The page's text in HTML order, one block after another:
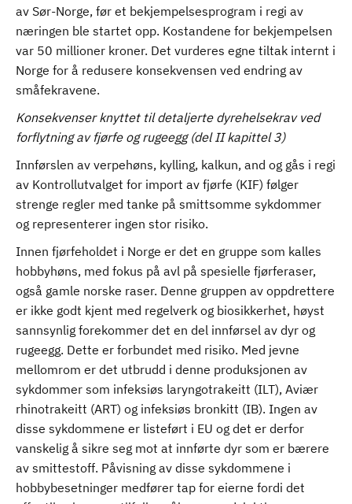
av Sør-Norge, før et bekjempelsesprogram i regi av
næringen ble startet opp. Kostandene for bekjempelsen
var 50 millioner kroner. Det vurderes egne tiltak internt i
Norge for å redusere konsekvensen ved endring av
småfekravene.
Konsekvenser knyttet til detaljerte dyrehelsekrav ved
forflytning av fjørfe og rugeegg (del II kapittel 3)
Innførslen av verpehøns, kylling, kalkun, and og gås i regi
av Kontrollutvalget for import av fjørfe (KIF) følger
strenge regler med tanke på smittsomme sykdommer
og representerer ingen stor risiko.
Innen fjørfeholdet i Norge er det en gruppe som kalles
hobbyhøns, med fokus på avl på spesielle fjørferaser,
også gamle norske raser. Denne gruppen av oppdrettere
er ikke godt kjent med regelverk og biosikkerhet, høyst
sannsynlig forekommer det en del innførsel av dyr og
rugeegg. Dette er forbundet med risiko. Med jevne
mellomrom er det utbrudd i denne produksjonen av
sykdommer som infeksiøs laryngotrakeitt (ILT), Aviær
rhinotrakeitt (ART) og infeksiøs bronkitt (IB). Ingen av
disse sykdommene er listeført i EU og det er derfor
vanskelig å sikre seg mot at innførte dyr som er bærere
av smittestoff. Påvisning av disse sykdommene i
hobbybesetninger medfører tap for eierne fordi det